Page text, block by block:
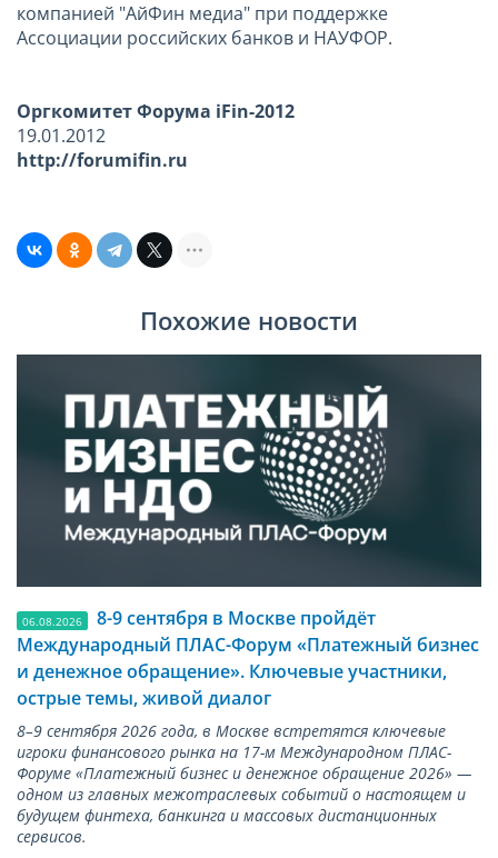
компанией "АйФин медиа" при поддержке
Ассоциации российских банков и НАУФОР.
Оргкомитет Форума iFin-2012
19.01.2012
http://forumifin.ru
Похожие новости
06.08.2026
8-9 сентября в Москве пройдёт
Международный ПЛАС-Форум «Платежный бизнес
и денежное обращение». Ключевые участники,
острые темы, живой диалог
8–9 сентября 2026 года, в Москве встретятся ключевые
игроки финансового рынка на 17-м Международном ПЛАС-
Форуме «Платежный бизнес и денежное обращение 2026» —
одном из главных межотраслевых событий о настоящем и
будущем финтеха, банкинга и массовых дистанционных
сервисов.